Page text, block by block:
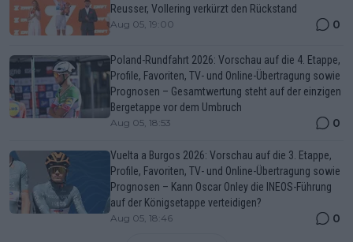
Reusser, Vollering verkürzt den Rückstand
Aug 05, 19:00 0
Poland-Rundfahrt 2026: Vorschau auf die 4. Etappe,
Profile, Favoriten, TV- und Online-Übertragung sowie
Prognosen – Gesamtwertung steht auf der einzigen
Bergetappe vor dem Umbruch
Aug 05, 18:53 0
Vuelta a Burgos 2026: Vorschau auf die 3. Etappe,
Profile, Favoriten, TV- und Online-Übertragung sowie
Prognosen – Kann Oscar Onley die INEOS-Führung
auf der Königsetappe verteidigen?
Aug 05, 18:46 0